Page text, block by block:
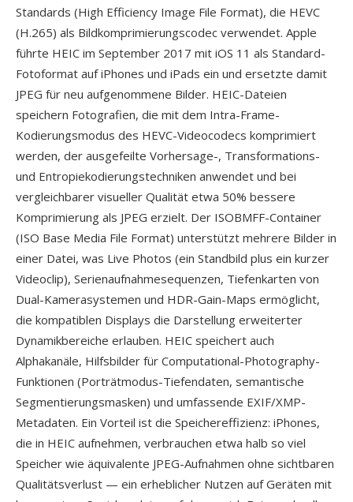
Standards (High Efficiency Image File Format), die HEVC
(H.265) als Bildkomprimierungscodec verwendet. Apple
führte HEIC im September 2017 mit iOS 11 als Standard-
Fotoformat auf iPhones und iPads ein und ersetzte damit
JPEG für neu aufgenommene Bilder. HEIC-Dateien
speichern Fotografien, die mit dem Intra-Frame-
Kodierungsmodus des HEVC-Videocodecs komprimiert
werden, der ausgefeilte Vorhersage-, Transformations-
und Entropiekodierungstechniken anwendet und bei
vergleichbarer visueller Qualität etwa 50% bessere
Komprimierung als JPEG erzielt. Der ISOBMFF-Container
(ISO Base Media File Format) unterstützt mehrere Bilder in
einer Datei, was Live Photos (ein Standbild plus ein kurzer
Videoclip), Serienaufnahmesequenzen, Tiefenkarten von
Dual-Kamerasystemen und HDR-Gain-Maps ermöglicht,
die kompatiblen Displays die Darstellung erweiterter
Dynamikbereiche erlauben. HEIC speichert auch
Alphakanäle, Hilfsbilder für Computational-Photography-
Funktionen (Porträtmodus-Tiefendaten, semantische
Segmentierungsmasken) und umfassende EXIF/XMP-
Metadaten. Ein Vorteil ist die Speichereffizienz: iPhones,
die in HEIC aufnehmen, verbrauchen etwa halb so viel
Speicher wie äquivalente JPEG-Aufnahmen ohne sichtbaren
Qualitätsverlust — ein erheblicher Nutzen auf Geräten mit